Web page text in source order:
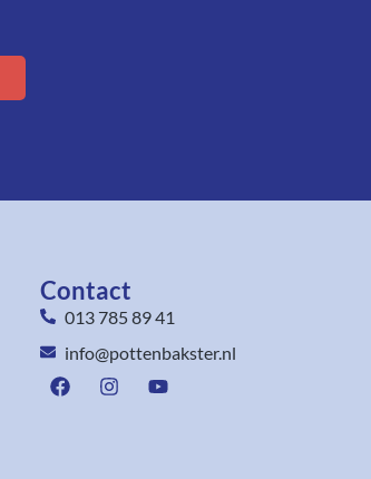
Contact
013 785 89 41
info@pottenbakster.nl